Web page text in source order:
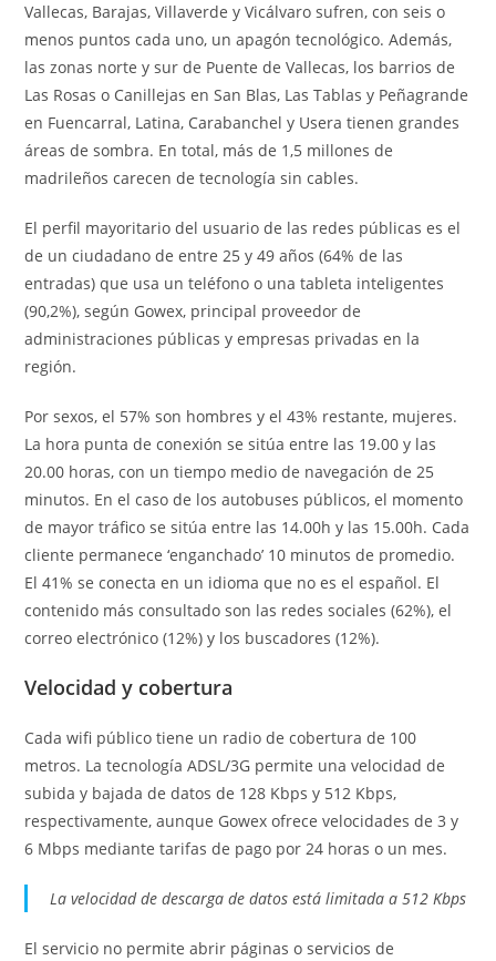
Vallecas, Barajas, Villaverde y Vicálvaro sufren, con seis o
menos puntos cada uno, un apagón tecnológico. Además,
las zonas norte y sur de Puente de Vallecas, los barrios de
Las Rosas o Canillejas en San Blas, Las Tablas y Peñagrande
en Fuencarral, Latina, Carabanchel y Usera tienen grandes
áreas de sombra. En total, más de 1,5 millones de
madrileños carecen de tecnología sin cables.
El perfil mayoritario del usuario de las redes públicas es el
de un ciudadano de entre 25 y 49 años (64% de las
entradas) que usa un teléfono o una tableta inteligentes
(90,2%), según Gowex, principal proveedor de
administraciones públicas y empresas privadas en la
región.
Por sexos, el 57% son hombres y el 43% restante, mujeres.
La hora punta de conexión se sitúa entre las 19.00 y las
20.00 horas, con un tiempo medio de navegación de 25
minutos. En el caso de los autobuses públicos, el momento
de mayor tráfico se sitúa entre las 14.00h y las 15.00h. Cada
cliente permanece ‘enganchado’ 10 minutos de promedio.
El 41% se conecta en un idioma que no es el español. El
contenido más consultado son las redes sociales (62%), el
correo electrónico (12%) y los buscadores (12%).
Velocidad y cobertura
Cada wifi público tiene un radio de cobertura de 100
metros. La tecnología ADSL/3G permite una velocidad de
subida y bajada de datos de 128 Kbps y 512 Kbps,
respectivamente, aunque Gowex ofrece velocidades de 3 y
6 Mbps mediante tarifas de pago por 24 horas o un mes.
La velocidad de descarga de datos está limitada a 512 Kbps
El servicio no permite abrir páginas o servicios de